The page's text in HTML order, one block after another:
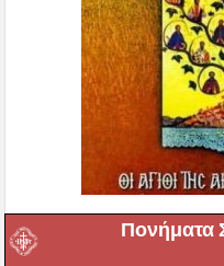
Πονήματα